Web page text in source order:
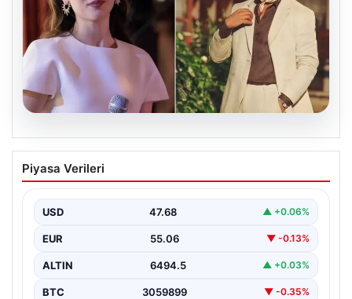
‘Yeraltı’ dizisinde şok olay! Babası suç
duyurusunda bulundu: ‘Kızımla reşit
Piyasa Verileri
USD 47.68 ▲ +0.06%
EUR 55.06 ▼ -0.13%
ALTIN 6494.5 ▲ +0.03%
BTC 3059899 ▼ -0.35%